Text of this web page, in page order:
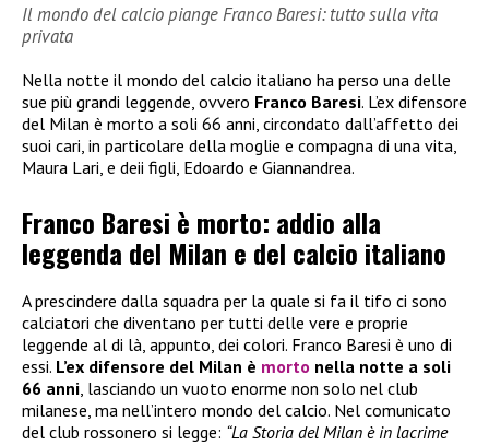
Il mondo del calcio piange Franco Baresi: tutto sulla vita
privata
Nella notte il mondo del calcio italiano ha perso una delle
sue più grandi leggende, ovvero Franco Baresi. L’ex difensore
del Milan è morto a soli 66 anni, circondato dall’affetto dei
suoi cari, in particolare della moglie e compagna di una vita,
Maura Lari, e deii figli, Edoardo e Giannandrea.
Franco Baresi è morto: addio alla
leggenda del Milan e del calcio italiano
A prescindere dalla squadra per la quale si fa il tifo ci sono
calciatori che diventano per tutti delle vere e proprie
leggende al di là, appunto, dei colori. Franco Baresi è uno di
essi. L’ex difensore del Milan è morto nella notte a soli
66 anni, lasciando un vuoto enorme non solo nel club
milanese, ma nell’intero mondo del calcio. Nel comunicato
del club rossonero si legge: “La Storia del Milan è in lacrime